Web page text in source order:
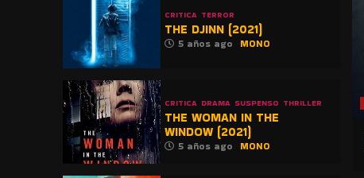
CRITICA TERROR
THE DJINN (2021)
5 años ago MONO
CRITICA DRAMA SUSPENSO THRILLER
THE WOMAN IN THE
WINDOW (2021)
5 años ago MONO